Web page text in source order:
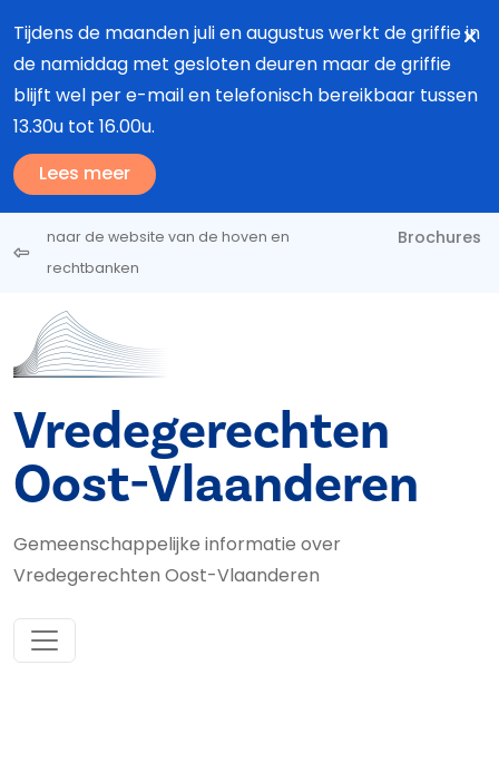
Tijdens de maanden juli en augustus werkt de griffie in
de namiddag met gesloten deuren maar de griffie
blijft wel per e-mail en telefonisch bereikbaar tussen
13.30u tot 16.00u.
Lees meer
naar de website van de hoven en
rechtbanken
Brochures
Vredegerechten
Oost-Vlaanderen
Gemeenschappelijke informatie over
Vredegerechten Oost-Vlaanderen